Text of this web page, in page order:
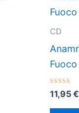
CD
Fuoco
con
0
11,95€